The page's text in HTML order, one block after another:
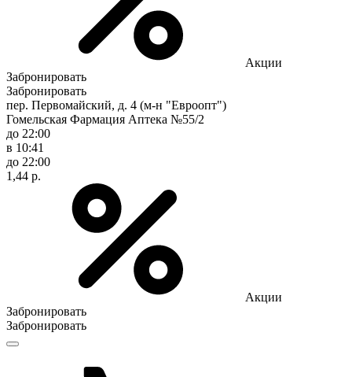
Акции
Забронировать
Забронировать
пер. Первомайский, д. 4 (м-н "Евроопт")
Гомельская Фармация Аптека №55/2
до 22:00
в 10:41
до 22:00
1,44 р.
Акции
Забронировать
Забронировать